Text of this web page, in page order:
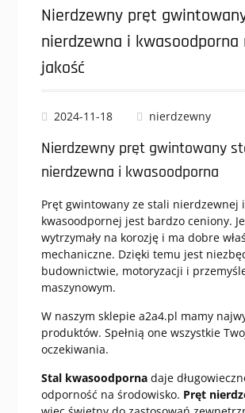
Nierdzewny pręt
nierdzewna i kwasoodporna
jakość
2024-11-18 nierdzewny
Nierdzewny pręt gwintowany
nierdzewna i kwasoodporna
Pręt gwintowany ze stali nierdzewnej i
kwasoodpornej jest bardzo ceniony.
wytrzymały na korozję i ma dobre
mechaniczne. Dzięki temu jest
budownictwie, motoryzacji i
maszynowym.
W naszym sklepie a2a4.pl mamy
produktów. Spełnią one wszystkie
oczekiwania.
Stal kwasoodpornadaje
odporność na środowisko. Pręt